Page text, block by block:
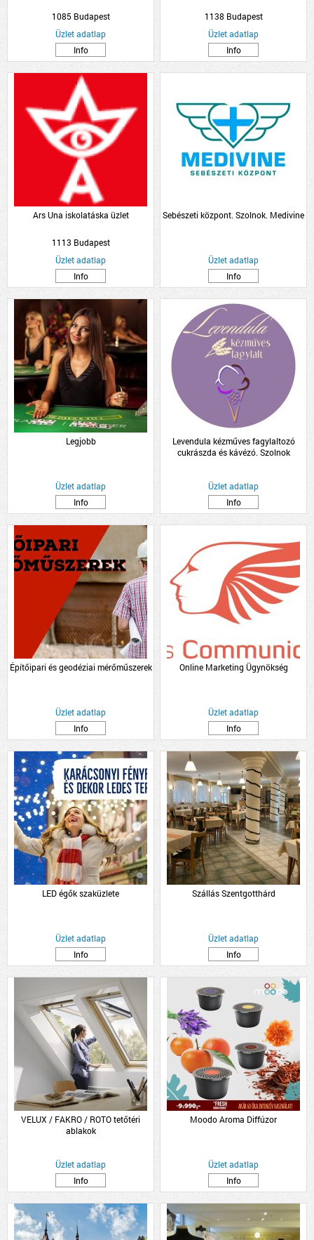
1085 Budapest
Üzlet adatlap
Info
1138 Budapest
Üzlet adatlap
Info
Ars Una iskolatáska üzlet
1113 Budapest
Üzlet adatlap
Info
Sebészeti központ. Szolnok. Medivine
Üzlet adatlap
Info
Legjobb
Üzlet adatlap
Info
Levendula kézműves fagylaltozó
cukrászda és kávézó. Szolnok
Üzlet adatlap
Info
Építőipari és geodéziai mérőműszerek
Üzlet adatlap
Info
Online Marketing Ügynökség
Üzlet adatlap
Info
LED égők szaküzlete
Üzlet adatlap
Info
Szállás Szentgotthárd
Üzlet adatlap
Info
VELUX / FAKRO / ROTO tetőtéri
ablakok
Üzlet adatlap
Info
Moodo Aroma Diffúzor
Üzlet adatlap
Info